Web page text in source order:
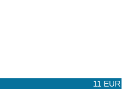
11 EUR